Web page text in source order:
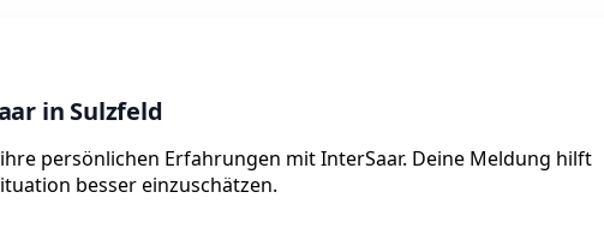
in Sulzfeld
persönlichen Erfahrungen mit InterSaar. Deine Meldung hilft
besser einzuschätzen.